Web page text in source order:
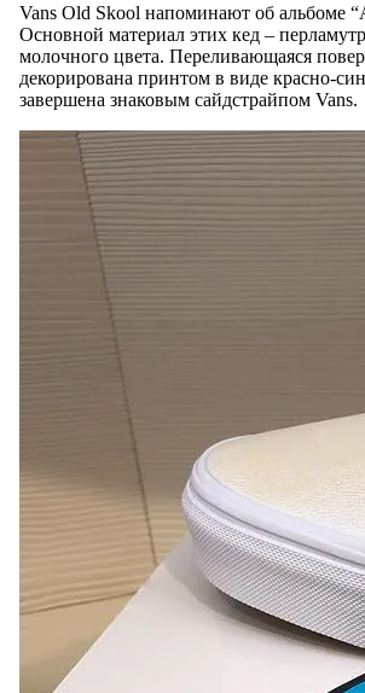
Vans Old Skool напоминают об альбоме
Основной материал этих кед –
молочного цвета. Переливающаяся
декорирована принтом в виде красно-
завершена знаковым сайдстрайпом Vans.